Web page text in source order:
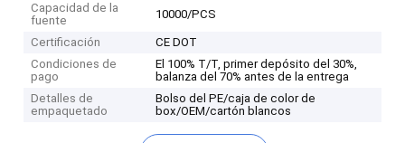
Capacidad de la
fuente
10000/PCS
Certificación
CE DOT
Condiciones de
pago
El 100% T/T, primer depósito del 30%,
balanza del 70% antes de la entrega
Detalles de
empaquetado
Bolso del PE/caja de color de
box/OEM/cartón blancos